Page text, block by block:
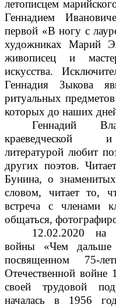
летописцем
Геннадием
первой «В ногу с
художниках Марий
живописец и мастер
искусства.
Геннадия Зыкова
ритуальных
которых до наших
Геннадий
краеведческой и
литературой любит
других поэтов.
Бунина, о
словом, читает то,
встреча с членами
общаться,
12.02.2020 на
войны «Чем
посвященном 75-
Отечественной войне
своей трудовой
началась в 1956